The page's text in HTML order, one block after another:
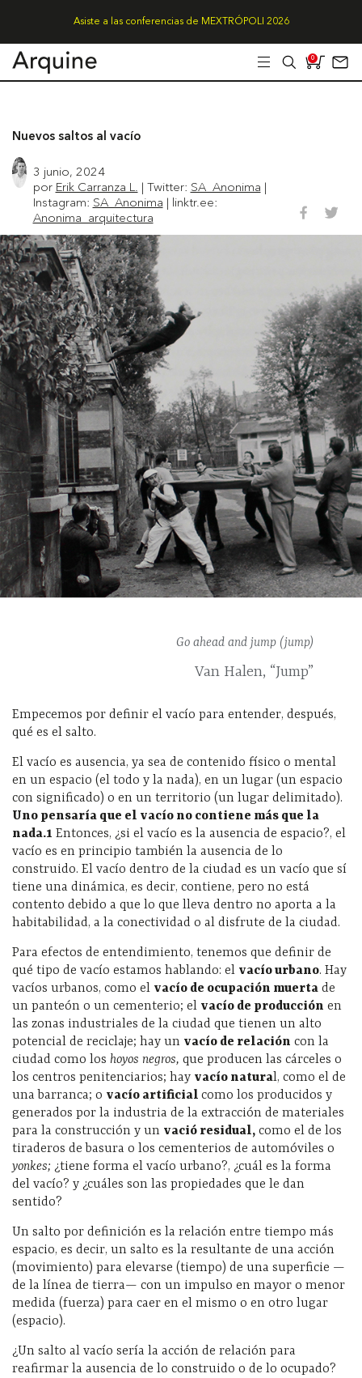
Asiste a las conferencias de MEXTRÓPOLI 2026
0
Nuevos saltos al vacío
3 junio, 2024
por Erik Carranza L. | Twitter: SA_Anonima |
Instagram: SA_Anonima | linktr.ee:
Anonima_arquitectura
Go ahead and jump (jump)
Van Halen, “Jump”
Empecemos por definir el vacío para entender, después,
qué es el salto.
El vacío es ausencia, ya sea de contenido físico o mental
en un espacio (el todo y la nada), en un lugar (un espacio
con significado) o en un territorio (un lugar delimitado).
Uno pensaría que el vacío no contiene más que la
nada.1 Entonces, ¿si el vacío es la ausencia de espacio?, el
vacío es en principio también la ausencia de lo
construido. El vacío dentro de la ciudad es un vacío que sí
tiene una dinámica, es decir, contiene, pero no está
contento debido a que lo que lleva dentro no aporta a la
habitabilidad, a la conectividad o al disfrute de la ciudad.
Para efectos de entendimiento, tenemos que definir de
qué tipo de vacío estamos hablando: el vacío urbano. Hay
vacíos urbanos, como el vacío de ocupación muerta de
un panteón o un cementerio; el vacío de producción en
las zonas industriales de la ciudad que tienen un alto
potencial de reciclaje; hay un vacío de relación con la
ciudad como los hoyos negros, que producen las cárceles o
los centros penitenciarios; hay vacío natural, como el de
una barranca; o vacío artificial como los producidos y
generados por la industria de la extracción de materiales
para la construcción y un vació residual, como el de los
tiraderos de basura o los cementerios de automóviles o
yonkes; ¿tiene forma el vacío urbano?, ¿cuál es la forma
del vacío? y ¿cuáles son las propiedades que le dan
sentido?
Un salto por definición es la relación entre tiempo más
espacio, es decir, un salto es la resultante de una acción
(movimiento) para elevarse (tiempo) de una superficie —
de la línea de tierra— con un impulso en mayor o menor
medida (fuerza) para caer en el mismo o en otro lugar
(espacio).
¿Un salto al vacío sería la acción de relación para
reafirmar la ausencia de lo construido o de lo ocupado?